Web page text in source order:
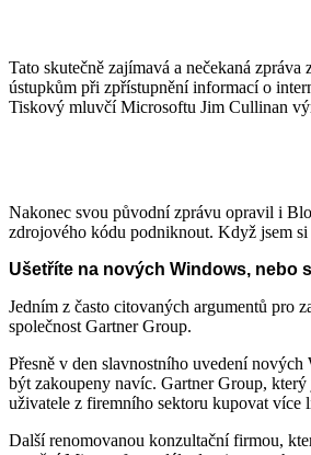
Tato skutečně zajímavá a nečekaná
ústupkům při zpřístupnění informací o
Tiskový mluvčí Microsoftu Jim Cullinan
Nakonec svou původní zprávu opravil i
zdrojového kódu podniknout. Když jsem
Ušetříte na nových Windows, nebo
Jedním z často citovaných argumentů pro
společnost Gartner Group.
Přesně v den slavnostního uvedení
být zakoupeny navíc. Gartner Group,
uživatele z firemního sektoru kupovat více
Další renomovanou konzultační firmou,